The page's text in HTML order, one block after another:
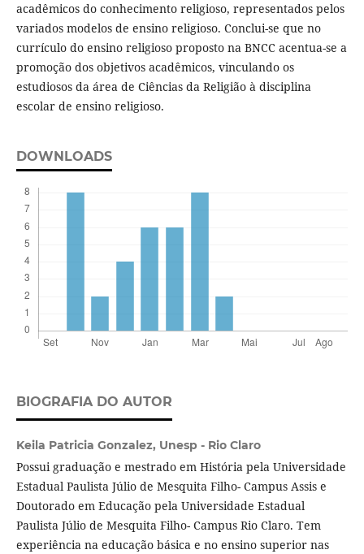
acadêmicos do conhecimento religioso, representados pelos
variados modelos de ensino religioso. Conclui-se que no
currículo do ensino religioso proposto na BNCC acentua-se a
promoção dos objetivos acadêmicos, vinculando os
estudiosos da área de Ciências da Religião à disciplina
escolar de ensino religioso.
DOWNLOADS
BIOGRAFIA DO AUTOR
Keila Patricia Gonzalez, Unesp - Rio Claro
Possui graduação e mestrado em História pela Universidade
Estadual Paulista Júlio de Mesquita Filho- Campus Assis e
Doutorado em Educação pela Universidade Estadual
Paulista Júlio de Mesquita Filho- Campus Rio Claro. Tem
experiência na educação básica e no ensino superior nas